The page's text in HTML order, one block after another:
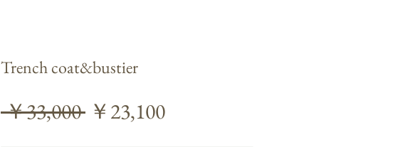
Trench coat&bustier
￥33,000 通￥23,100セ